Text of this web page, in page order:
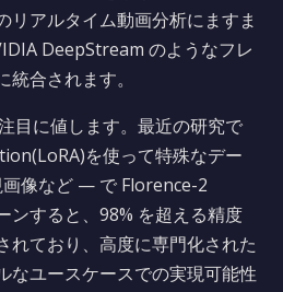
リアルタイム動画分析にますま
DeepStream のようなフレ
合されます。
目に値します。最近の研究で
を使って特殊なデー
像など — で Florence-2
ンすると、98% を超える精度
れており、高度に専門化された
なユースケースでの実現可能性